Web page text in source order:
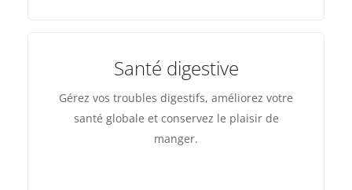
Santé digestive
Gérez vos troubles digestifs, améliorez votre
santé globale et conservez le plaisir de
manger.